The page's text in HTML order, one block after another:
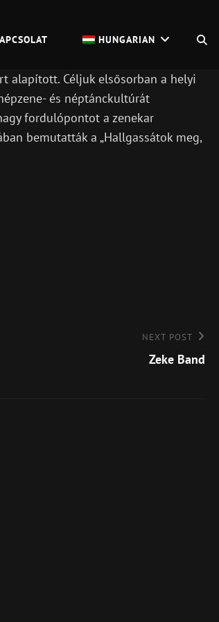
HUNGARIAN
alapított. Céljuk elsősorban a helyi
és néptánckultúrát
fordulópontot a zenekar
bemutatták a „Hallgassátok meg,
NEXT POST
Zeke Band